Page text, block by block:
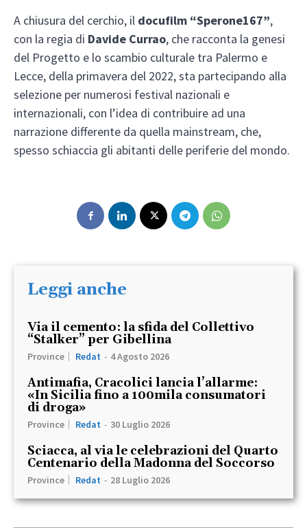
A chiusura del cerchio, il docufilm “Sperone167”,
con la regia di Davide Currao, che racconta la genesi
del Progetto e lo scambio culturale tra Palermo e
Lecce, della primavera del 2022, sta partecipando alla
selezione per numerosi festival nazionali e
internazionali, con l’idea di contribuire ad una
narrazione differente da quella mainstream, che,
spesso schiaccia gli abitanti delle periferie del mondo.
Leggi anche
Via il cemento: la sfida del Collettivo
“Stalker” per Gibellina
Province Redat - 4 Agosto 2026
Antimafia, Cracolici lancia l’allarme:
«In Sicilia fino a 100mila consumatori
di droga»
Province Redat - 30 Luglio 2026
Sciacca, al via le celebrazioni del Quarto
Centenario della Madonna del Soccorso
Province Redat - 28 Luglio 2026